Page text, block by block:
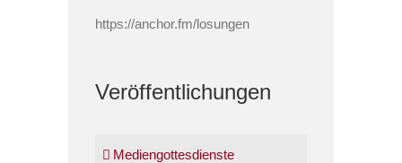
https://anchor.fm/losungen
Veröffentlichungen
Mediengottesdienste